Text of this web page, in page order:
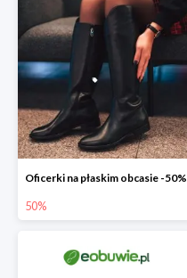
Oficerki na płaskim obcasie -50%
50%